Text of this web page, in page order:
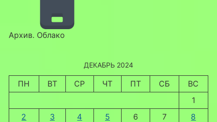
Архив. Облако
ДЕКАБРЬ 2024
ПН ВТ СР ЧТ ПТ СБ
ВС
1
2
3 4 5 6 7
8